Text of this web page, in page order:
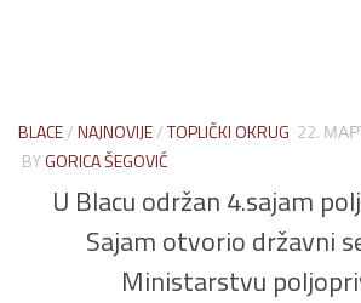
BLACE/NAJNOVIJE/TOPLIČKI OKRUG 22.
BYGORICA ŠEGOVIĆ
U Blacu održan 4.sajam
Sajam otvorio državni
Ministarstvu